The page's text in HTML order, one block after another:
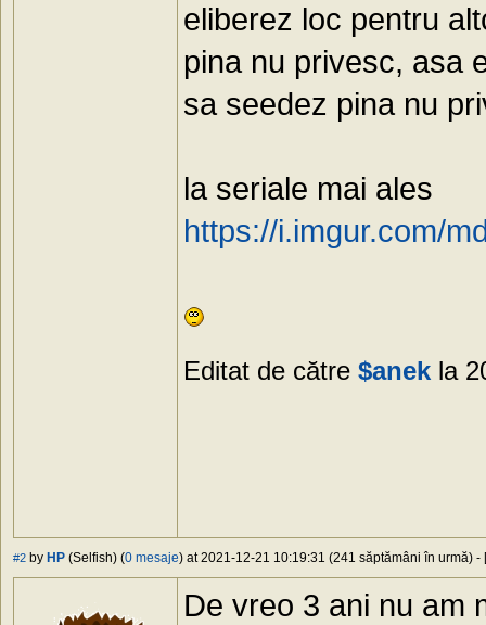
eliberez loc pentru
pina nu privesc, asa
sa seedez pina nu
la seriale mai ales
https://i.imgur.com/
Editat de către $anekla
#2 by HP (Selfish) (0 mesaje) at 2021-12-21 10:19:31 (241 săptămâni în urmă) - [
De vreo 3 ani nu am